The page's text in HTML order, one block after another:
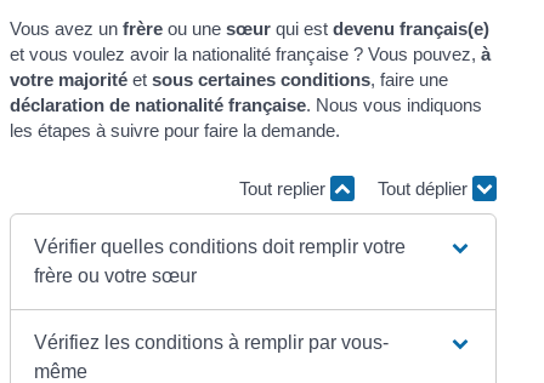
Vous avez unfrère ou unesœur qui estdevenu français(e)
et vous voulez avoir la nationalité française ? Vous pouvez,à
votre majorité etsous certaines conditions, faire une
déclaration de nationalité française. Nous vous indiquons
les étapes à suivre pour faire la demande.
Tout replier Tout déplier
Vérifier quelles conditions doit remplir votre
frère ou votre sœur
Vérifiez les conditions à remplir par vous-
même